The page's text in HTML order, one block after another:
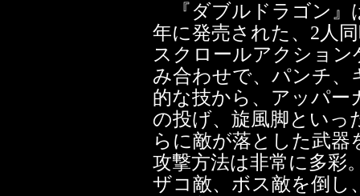
『ダブルドラゴン』
年に発売された、2人
スクロールアクショ
み合わせで、パンチ
的な技から、アッパー
の投げ、旋風脚といっ
らに敵が落とした武
攻撃方法は非常に多彩
ザコ敵、ボス敵を倒し